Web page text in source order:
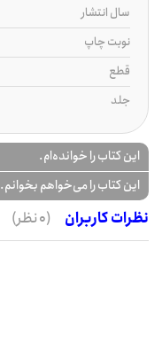
سال انتشار
نوبت چاپ
قطع
جلد
این کتاب را خوانده‌ام.
این کتاب را می‌خواهم بخوانم.
نظرات کاربران
(0 نظر)